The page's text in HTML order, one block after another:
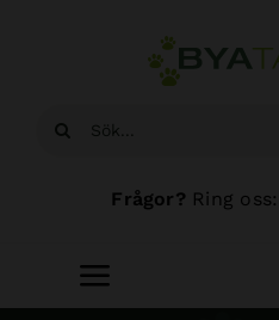
Sök
Frågor? Ring
Toggle